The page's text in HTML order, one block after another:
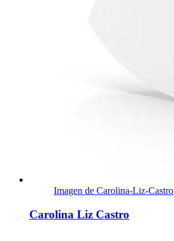
Imagen de Carolina-Liz-Castro
Carolina Liz Castro